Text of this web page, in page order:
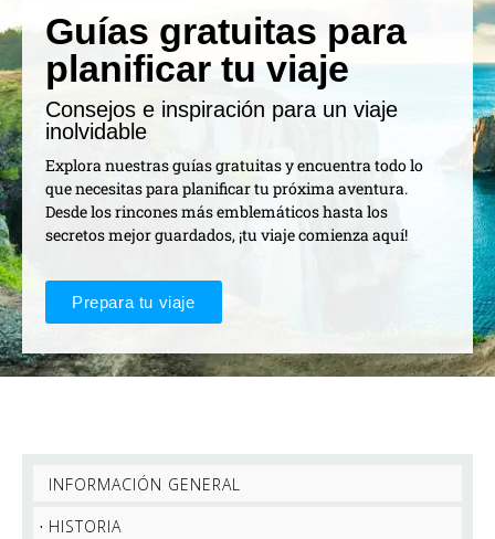
Guías gratuitas para
planificar tu viaje
Consejos e inspiración para un viaje
inolvidable
Explora nuestras guías gratuitas y encuentra todo lo
que necesitas para planificar tu próxima aventura.
Desde los rincones más emblemáticos hasta los
secretos mejor guardados, ¡tu viaje comienza aquí!
Prepara tu viaje
INFORMACIÓN GENERAL
HISTORIA